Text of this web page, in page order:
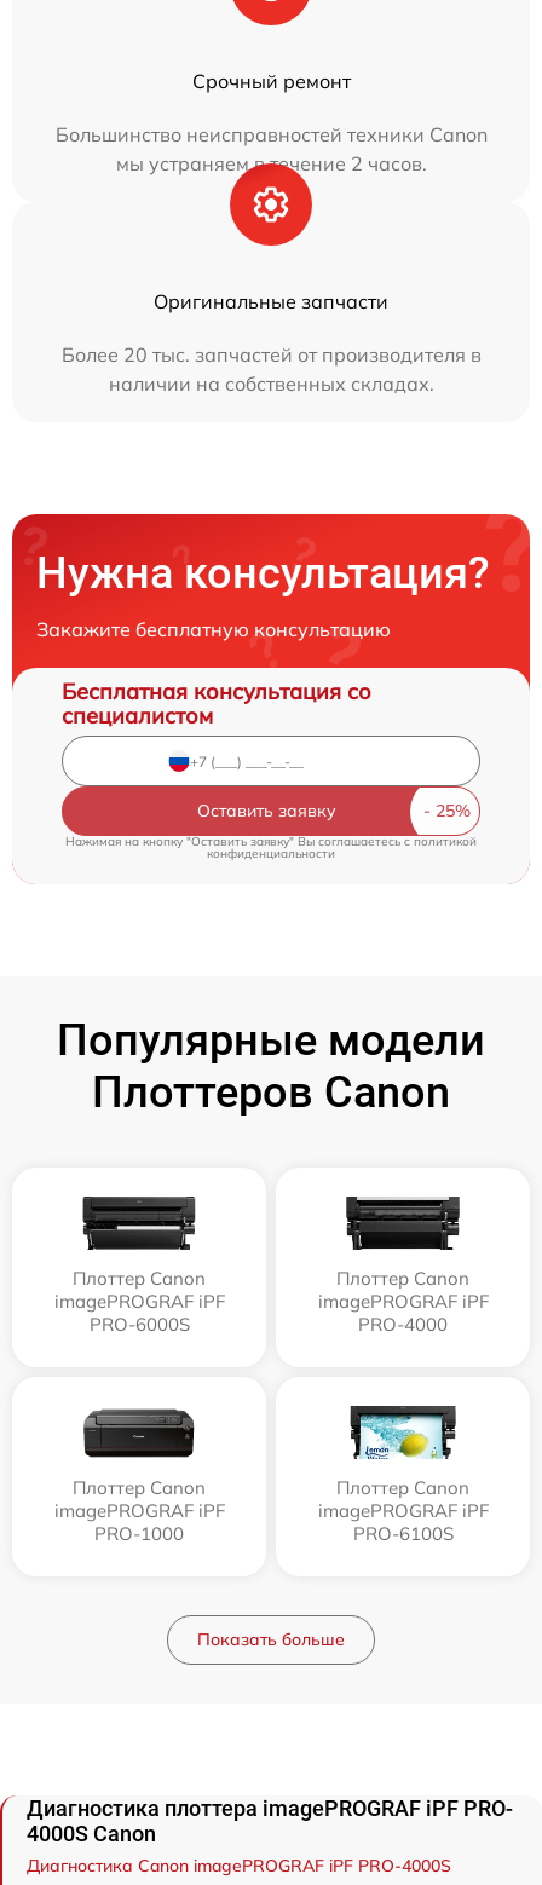
Срочный ремонт
Большинство неисправностей техники Canon
мы устраняем в течение 2 часов.
Оригинальные запчасти
Более 20 тыс. запчастей от производителя в
наличии на собственных складах.
Нужна консультация?
Закажите бесплатную консультацию
Бесплатная консультация со
специалистом
Оставить заявку
Нажимая на кнопку "Оставить заявку" Вы соглашаетесь c политикой
конфиденциальности
Популярные модели
Плоттеров Canon
Плоттер Canon
imagePROGRAF iPF
PRO-6000S
Плоттер Canon
imagePROGRAF iPF
PRO-4000
Плоттер Canon
imagePROGRAF iPF
PRO-1000
Плоттер Canon
imagePROGRAF iPF
PRO-6100S
Показать больше
Диагностика плоттера imagePROGRAF iPF PRO-
4000S Canon
Диагностика Canon imagePROGRAF iPF PRO-4000S